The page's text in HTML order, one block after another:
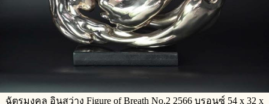
ฉัตรมงคล อินสว่าง Figure of Breath No.2 2566 บรอนซ์ 54 x 32 x